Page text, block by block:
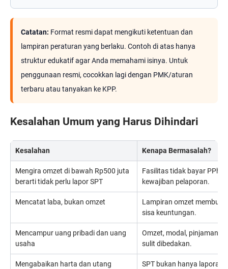
Catatan: Format resmi dapat mengikuti ketentuan dan
lampiran peraturan yang berlaku. Contoh di atas hanya
struktur edukatif agar Anda memahami isinya. Untuk
penggunaan resmi, cocokkan lagi dengan PMK/aturan
terbaru atau tanyakan ke KPP.
Kesalahan Umum yang Harus Dihindari
Kesalahan Kenapa Bermasalah?
Mengira omzet di bawah Rp500 juta
berarti tidak perlu lapor SPT
Fasilitas tidak bayar PPh
kewajiban pelaporan.
Mencatat laba, bukan omzet
Lampiran omzet
sisa keuntungan.
Mencampur uang pribadi dan uang
usaha
Omzet, modal, pinjaman,
sulit dibedakan.
Mengabaikan harta dan utang SPT bukan hanya laporan